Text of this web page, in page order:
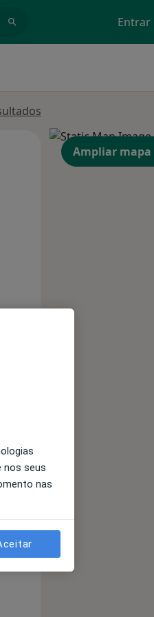
Entrar
Segunda-feira Ter,
Ampliar mapa
nos seus
nas